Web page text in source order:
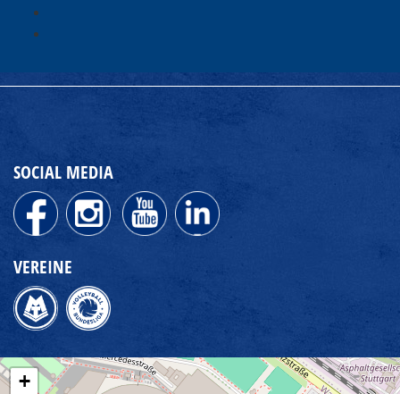
SOCIAL MEDIA
VEREINE
+